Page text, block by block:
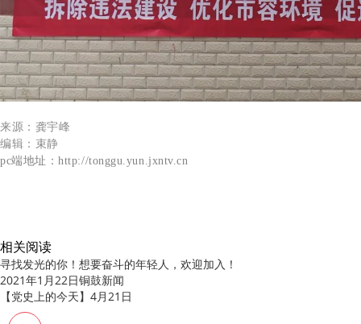
来源： 龚宇峰
编辑：束静
pc端地址：http://tonggu.yun.jxntv.cn
相关阅读
寻找发光的你！想要奋斗的年轻人，欢迎加入！
2021年1月22日铜鼓新闻
【党史上的今天】4月21日